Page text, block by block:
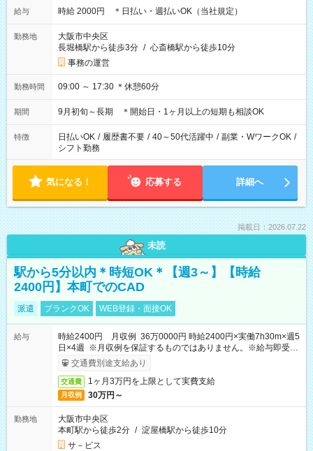
給与 時給 2000円 ＊日払い・週払いOK（当社規定）
勤務地
大阪市中央区
長堀橋駅から徒歩3分 / 心斎橋駅から徒歩10分
事務の運営
勤務時間 09:00 ～ 17:30 ＊休憩60分
期間 9月初旬～長期 ＊開始日・1ヶ月以上の短期も相談OK
特徴 日払いOK / 履歴書不要 / 40～50代活躍中 / 副業・WワークOK /
シフト勤務
気になる！ 応募する 詳細へ
掲載日：2026.07.22
未読
駅から5分以内＊時短OK＊【週3～】【時給
2400円】本町でのCAD
派遣 ブランクOK WEB登録・面接OK
給与
時給2400円 月収例 36万0000円 時給2400円×実働7h30m×週5
日×4週 ※月収例を保証するものではありません。※給与即受取
りサービス利用可（利用条件有）
交通費別途支給あり
交通費 1ヶ月3万円を上限として実費支給
月収例 30万円～
勤務地
大阪市中央区
本町駅から徒歩2分 / 淀屋橋駅から徒歩10分
サ－ビス